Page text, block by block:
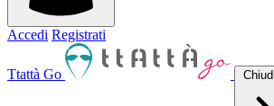
Accedi Registrati
Ttattà Go